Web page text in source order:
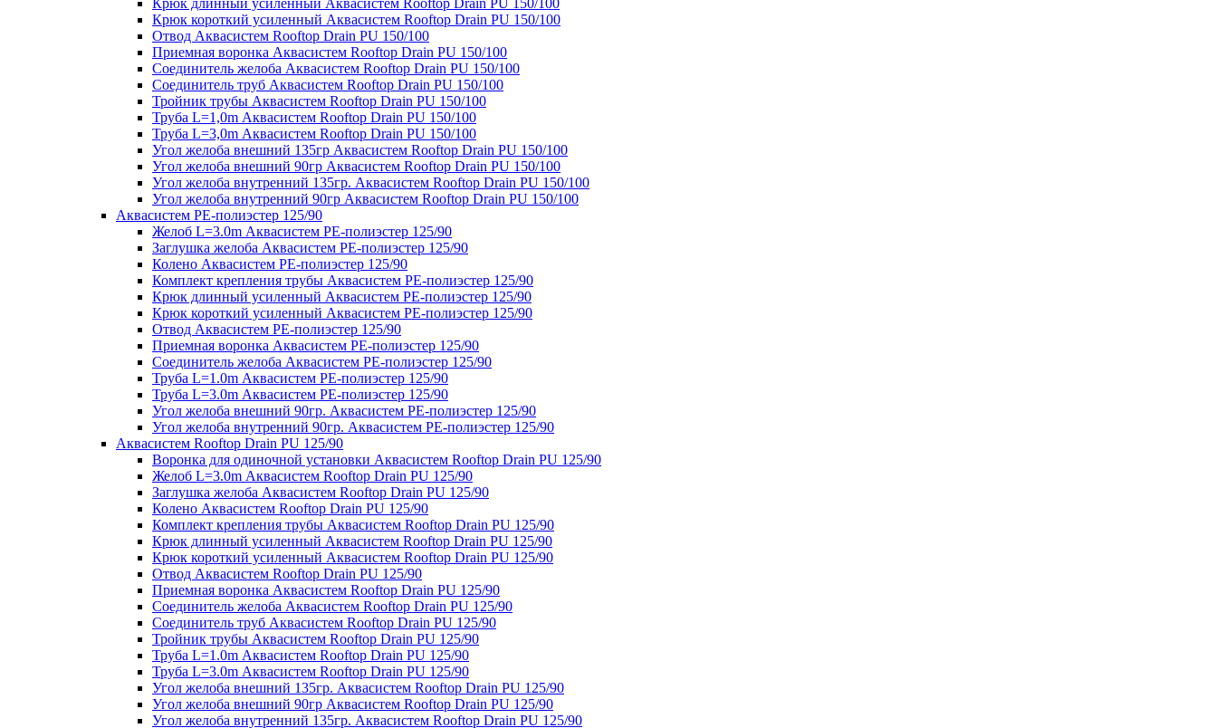
Крюк длинный усиленный Аквасистем Rooftop Drain PU 150/100
Крюк короткий усиленный Аквасистем Rooftop Drain PU 150/100
Отвод Аквасистем Rooftop Drain PU 150/100
Приемная воронка Аквасистем Rooftop Drain PU 150/100
Соединитель желоба Аквасистем Rooftop Drain PU 150/100
Соединитель труб Аквасистем Rooftop Drain PU 150/100
Тройник трубы Аквасистем Rooftop Drain PU 150/100
Труба L=1,0m Аквасистем Rooftop Drain PU 150/100
Труба L=3,0m Аквасистем Rooftop Drain PU 150/100
Угол желоба внешний 135гр Аквасистем Rooftop Drain PU 150/100
Угол желоба внешний 90гр Аквасистем Rooftop Drain PU 150/100
Угол желоба внутренний 135гр. Аквасистем Rooftop Drain PU 150/100
Угол желоба внутренний 90гр Аквасистем Rooftop Drain PU 150/100
Аквасистем PE-полиэстер 125/90
Желоб L=3.0m Аквасистем PE-полиэстер 125/90
Заглушка желоба Аквасистем PE-полиэстер 125/90
Колено Аквасистем PE-полиэстер 125/90
Комплект крепления трубы Аквасистем PE-полиэстер 125/90
Крюк длинный усиленный Аквасистем PE-полиэстер 125/90
Крюк короткий усиленный Аквасистем PE-полиэстер 125/90
Отвод Аквасистем РЕ-полиэстер 125/90
Приемная воронка Аквасистем PE-полиэстер 125/90
Соединитель желоба Аквасистем PE-полиэстер 125/90
Труба L=1.0m Аквасистем PE-полиэстер 125/90
Труба L=3.0m Аквасистем PE-полиэстер 125/90
Угол желоба внешний 90гр. Аквасистем PE-полиэстер 125/90
Угол желоба внутренний 90гр. Аквасистем PE-полиэстер 125/90
Аквасистем Rooftop Drain PU 125/90
Воронка для одиночной установки Аквасистем Rooftop Drain PU 125/90
Желоб L=3.0m Аквасистем Rooftop Drain PU 125/90
Заглушка желоба Аквасистем Rooftop Drain PU 125/90
Колено Аквасистем Rooftop Drain PU 125/90
Комплект крепления трубы Аквасистем Rooftop Drain PU 125/90
Крюк длинный усиленный Аквасистем Rooftop Drain PU 125/90
Крюк короткий усиленный Аквасистем Rooftop Drain PU 125/90
Отвод Аквасистем Rooftop Drain PU 125/90
Приемная воронка Аквасистем Rooftop Drain PU 125/90
Соединитель желоба Аквасистем Rooftop Drain PU 125/90
Соединитель труб Аквасистем Rooftop Drain PU 125/90
Тройник трубы Аквасистем Rooftop Drain PU 125/90
Труба L=1.0m Аквасистем Rooftop Drain PU 125/90
Труба L=3.0m Аквасистем Rooftop Drain PU 125/90
Угол желоба внешний 135гр. Аквасистем Rooftop Drain PU 125/90
Угол желоба внешний 90гр Аквасистем Rooftop Drain PU 125/90
Угол желоба внутренний 135гр. Аквасистем Rooftop Drain PU 125/90